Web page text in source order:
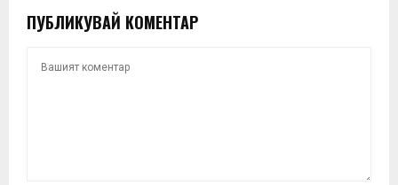
ПУБЛИКУВАЙ КОМЕНТАР